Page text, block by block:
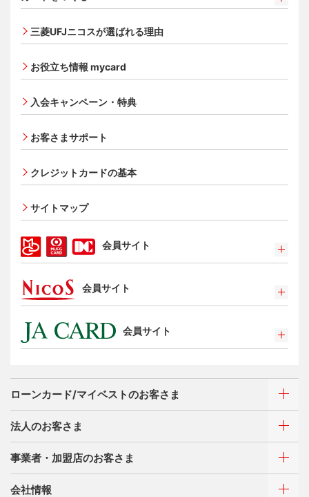
三菱ＵＦＪカード
三菱ＵＦＪカード・プラチナ・アメリカン・エキスプレ
オンライン入会申し込みの流れ
追加できるカード・機能
UnionPay（銀聯）カード
ETCカード
エクスプレス予約サービス（プラスEX会員）
タッチ決済
三菱UFJニコスが選ばれる理由
お役立ち情報 mycard
入会キャンペーン・特典
お客さまサポート
クレジットカードの基本
サイトマップ
会員サイト
特典・サービス
選べるお支払方法
カードローン・キャッシング
お客さまサポート
会員サイト
特典・サービス
選べるお支払方法
お客さまサポート
サイトマップ
会員サイト
特典・サービス
選べるお支払方法
お客さまサポート
サイトマップ
ローンカード/マイベストのお客さま
ご利用・お支払い方法
ATMネットワーク
各種照会・お手続き
法人のお客さま
事業者・加盟店のお客さま
会社情報